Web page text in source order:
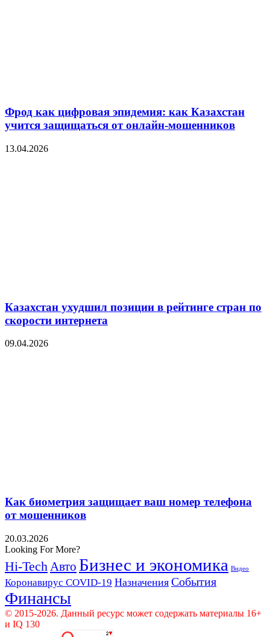
Фрод как цифровая эпидемия: как Казахстан
учится защищаться от онлайн-мошенников
13.04.2026
Казахстан ухудшил позиции в рейтинге стран по
скорости интернета
09.04.2026
Как биометрия защищает ваш номер телефона
от мошенников
20.03.2026
Looking For More?
Hi-Tech Авто Бизнес и экономика Видео
Коронавирус COVID-19 Назначения События
Финансы
© 2015-2026. Данный ресурс может содержать материалы 16+
и IQ 130